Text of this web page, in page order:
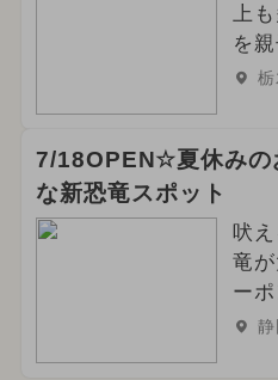
上
を
7/18OPEN☆夏休みの
な新恐竜スポット
吠
竜
ー